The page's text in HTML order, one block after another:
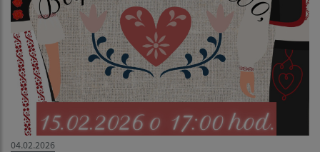
04.02.2026